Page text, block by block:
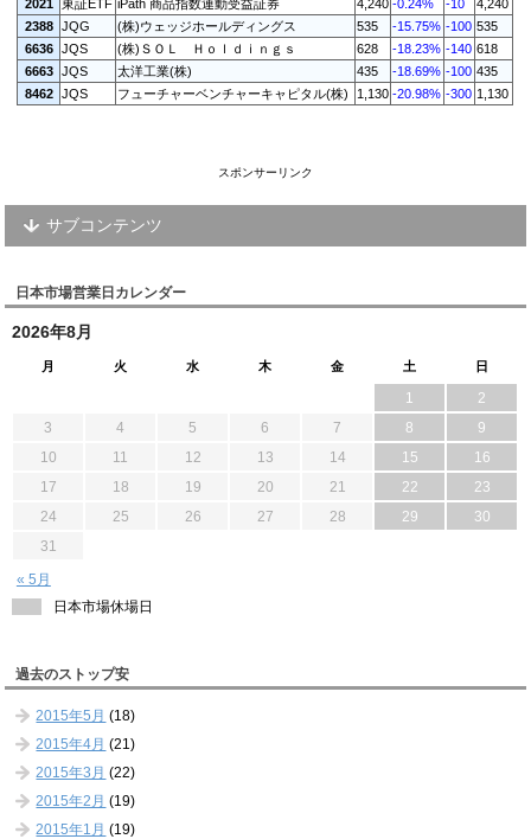
2021
東証ETF iPath 商品指数連動受益証券 4,240 -0.24% -10
4,240
2388
JQG (株)ウェッジホールディングス 535 -15.75% -100 535
6636
JQS (株)ＳＯＬ Ｈｏｌｄｉｎｇｓ 628 -18.23% -140 618
6663
JQS 太洋工業(株) 435 -18.69% -100 435
8462
JQS フューチャーベンチャーキャピタル(株) 1,130 -20.98% -300 1,130
スポンサーリンク
サブコンテンツ
日本市場営業日カレンダー
2026年8月
月 火 水 木 金 土 日
« 5月
1
2
3
4 5 6 7 8
9
10
11 12 13 14 15
16
17
18 19 20 21 22
23
24
25 26 27 28 29
30
31
日本市場休場日
過去のストップ安
2015年5月 (18)
2015年4月 (21)
2015年3月 (22)
2015年2月 (19)
2015年1月 (19)